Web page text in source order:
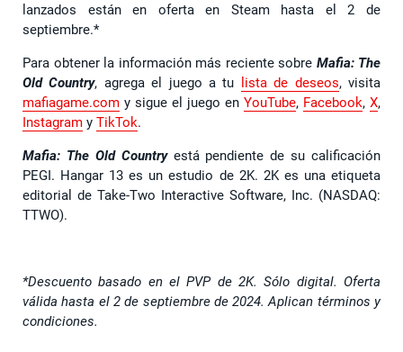
lanzados están en oferta en Steam hasta el 2 de
septiembre.*
Para obtener la información más reciente sobre Mafia: The
Old Country, agrega el juego a tu lista de deseos, visita
mafiagame.com y sigue el juego en YouTube, Facebook, X,
Instagram y TikTok.
Mafia: The Old Countryestá pendiente de su calificación
PEGI. Hangar 13 es un estudio de 2K. 2K es una etiqueta
editorial de Take-Two Interactive Software, Inc. (NASDAQ:
TTWO).
*Descuento basado en el PVP de 2K. Sólo digital. Oferta
válida hasta el 2 de septiembre de 2024. Aplican términos y
condiciones.